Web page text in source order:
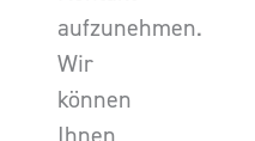
aufzunehmen.
Wir
können